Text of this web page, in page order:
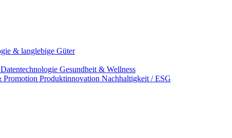
& langlebige Güter
Datentechnologie Gesundheit & Wellness
Promotion Produktinnovation Nachhaltigkeit / ESG